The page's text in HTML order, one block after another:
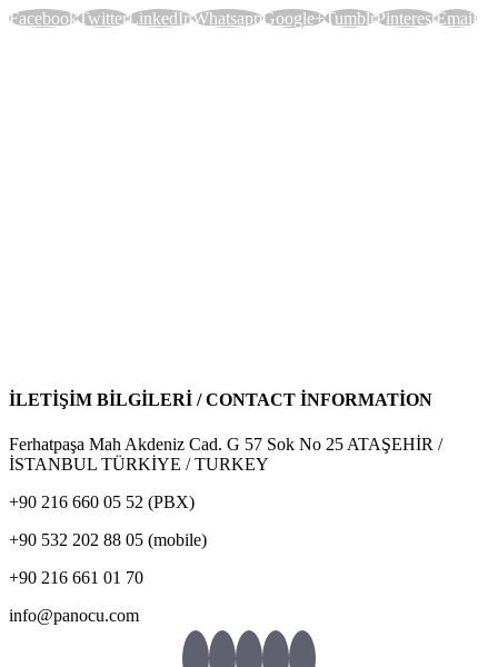
FacebookTwitterLinkedInWhatsappGoogle+TumblrPinterestEmail
İLETİŞİM BİLGİLERİ / CONTACT İNFORMATİON
Ferhatpaşa Mah Akdeniz Cad. G 57 Sok No 25 ATAŞEHİR /
İSTANBUL TÜRKİYE / TURKEY
+90 216 660 05 52 (PBX)
+90 532 202 88 05 (mobile)
+90 216 661 01 70
info@panocu.com